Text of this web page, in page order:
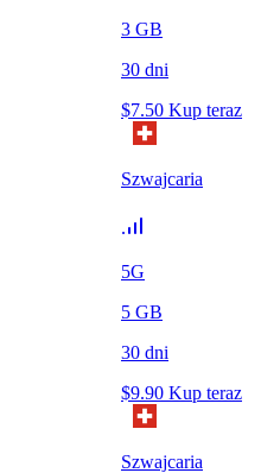
3 GB
30 dni
$7.50 Kup teraz
Szwajcaria
5G
5 GB
30 dni
$9.90 Kup teraz
Szwajcaria